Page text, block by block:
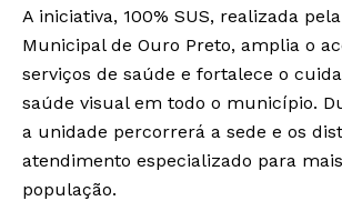
A iniciativa, 100% SUS, realizada
Municipal de Ouro Preto, amplia o
serviços de saúde e fortalece o
saúde visual em todo o município.
a unidade percorrerá a sede e os
atendimento especializado para
população.